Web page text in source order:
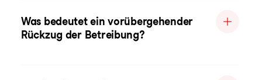
Was bedeutet ein vorübergehender
Rückzug der Betreibung?